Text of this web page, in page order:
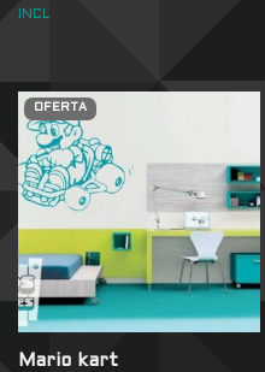
INCL
OFERTA
Mario kart